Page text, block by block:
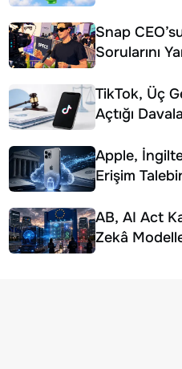
Snap
Sorularını
TikTok, Üç
Açtığı
Apple,
Erişim
AB, AI Act
Zekâ